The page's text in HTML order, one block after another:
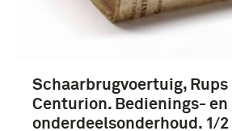
Schaarbrugvoertuig, Rups
Centurion. Bedienings- en
onderdeelsonderhoud. 1/2